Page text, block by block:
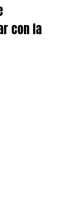
con la